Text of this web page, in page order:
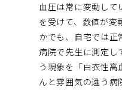
血圧は常に変動して
を受けて、数値が変
かでも、自宅では正
病院で先生に測定し
う現象を「白衣性高
んと雰囲気の違う病